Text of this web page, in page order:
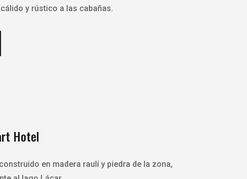
y rústico a las cabañas.
Hotel
en madera raulí y piedra de la zona,